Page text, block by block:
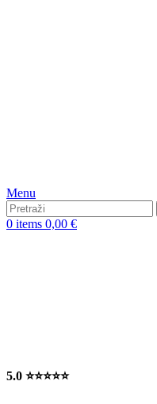
Menu
0 items 0,00 €
5.0 ⭐⭐⭐⭐⭐